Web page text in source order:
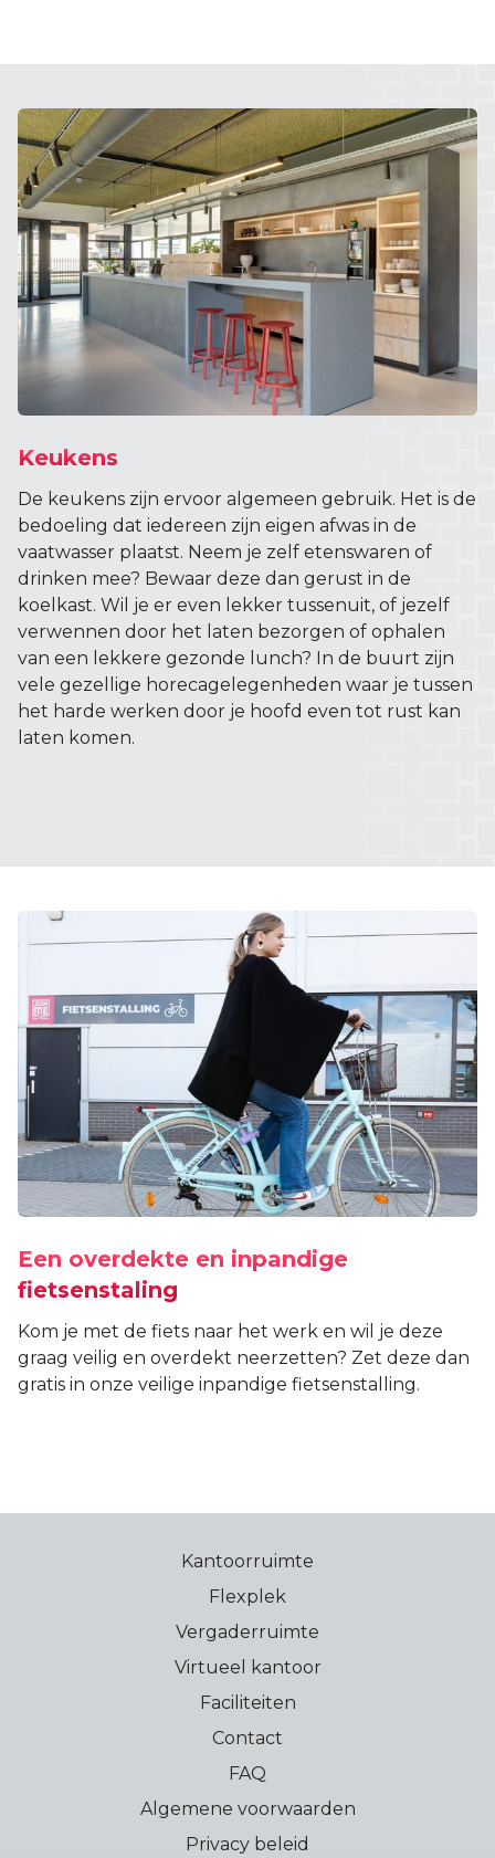
Keukens
De keukens zijn ervoor algemeen gebruik. Het is de
bedoeling dat iedereen zijn eigen afwas in de
vaatwasser plaatst. Neem je zelf etenswaren of
drinken mee? Bewaar deze dan gerust in de
koelkast. Wil je er even lekker tussenuit, of jezelf
verwennen door het laten bezorgen of ophalen
van een lekkere gezonde lunch? In de buurt zijn
vele gezellige horecagelegenheden waar je tussen
het harde werken door je hoofd even tot rust kan
laten komen.
Een overdekte en inpandige
fietsenstaling
Kom je met de fiets naar het werk en wil je deze
graag veilig en overdekt neerzetten? Zet deze dan
gratis in onze veilige inpandige fietsenstalling.
Kantoorruimte
Flexplek
Vergaderruimte
Virtueel kantoor
Faciliteiten
Contact
FAQ
Algemene voorwaarden
Privacy beleid